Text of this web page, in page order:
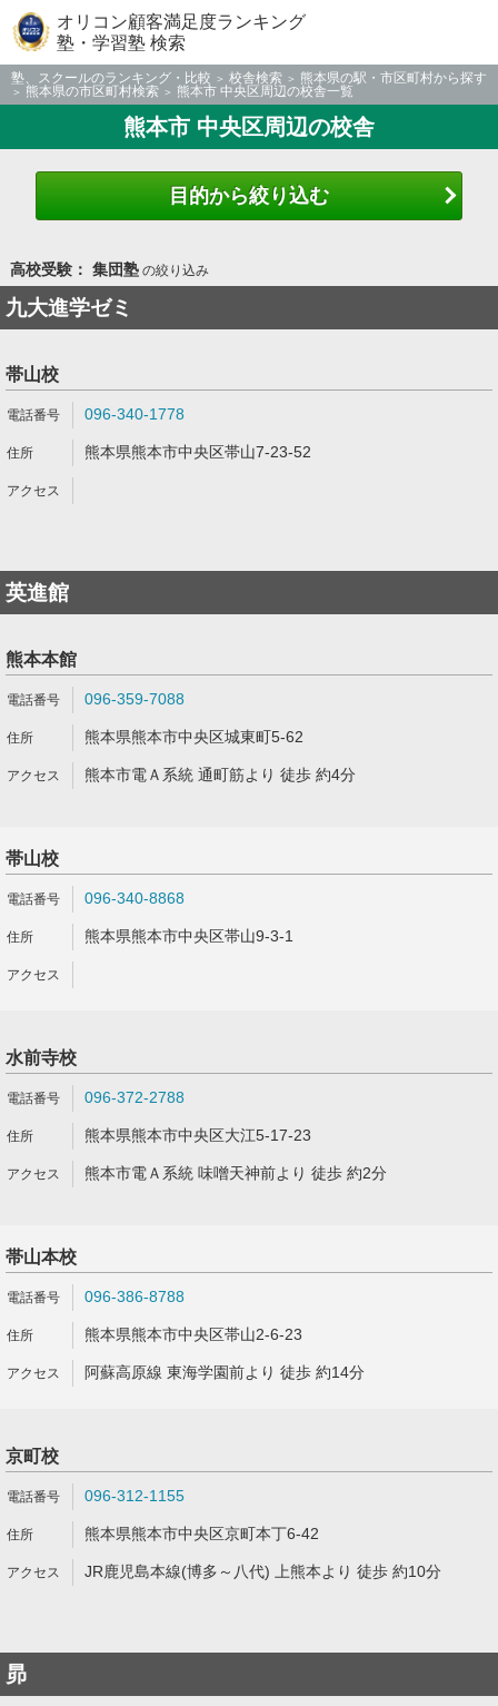
オリコン顧客満足度ランキング
塾・学習塾 検索
塾、スクールのランキング・比較 校舎検索
熊本県の駅・市区町村から探す
熊本県の市区町村検索
熊本市 中央区周辺の校舎一覧
熊本市 中央区周辺の校舎
目的から絞り込む
高校受験： 集団塾の絞り込み
九大進学ゼミ
帯山校
096-340-1778
熊本県熊本市中央区帯山7-23-52
英進館
熊本本館
096-359-7088
熊本県熊本市中央区城東町5-62
熊本市電Ａ系統 通町筋より 徒歩 約4分
帯山校
096-340-8868
熊本県熊本市中央区帯山9-3-1
水前寺校
096-372-2788
熊本県熊本市中央区大江5-17-23
熊本市電Ａ系統 味噌天神前より 徒歩 約2分
帯山本校
096-386-8788
熊本県熊本市中央区帯山2-6-23
阿蘇高原線 東海学園前より 徒歩 約14分
京町校
096-312-1155
熊本県熊本市中央区京町本丁6-42
JR鹿児島本線(博多～八代) 上熊本より 徒歩 約10分
昴